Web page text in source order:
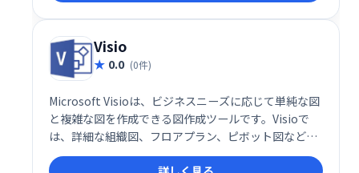
プラグインの更新は必要ありません。
Visio
0.0 (0件)
Microsoft Visioは、ビジネスニーズに応じて単純な図
と複雑な図を作成できる図作成ツールです。Visioで
は、詳細な組織図、フロアプラン、ピボット図などを
作成することもできます。